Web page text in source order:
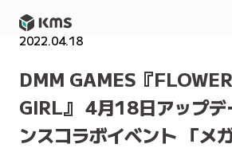
2022.04.18
DMM GAMES『
GIRL』 4月18日アップデ
ンスコラボイベント 「メ